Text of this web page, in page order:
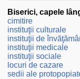
Biserici, capele
cimitire
instituţii culturale
instituţii de
instituţii medicale
instituţii sociale
locuri de cazare
sedii ale